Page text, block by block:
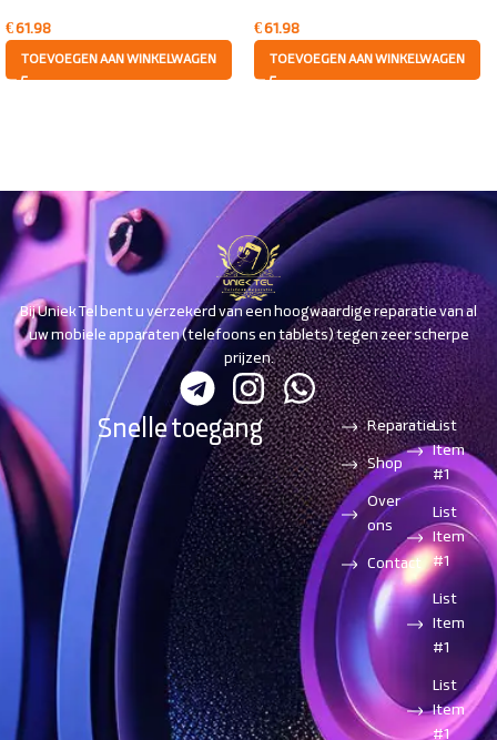
€61.98
TOEVOEGEN AAN WINKELWAGEN
€61.98
TOEVOEGEN AAN WINKELWAGEN
Bij Uniek Tel bent u verzekerd van een hoogwaardige reparatie van al
uw mobiele apparaten (telefoons en tablets) tegen zeer scherpe
prijzen.
Snelle toegang
Reparatie
Shop
Over
ons
Contact
List
Item
#1
List
Item
#1
List
Item
#1
List
Item